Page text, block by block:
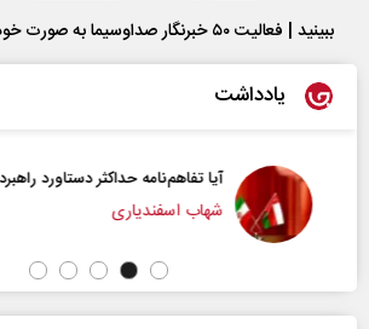
ببینید | فعالیت ۵۰ خبرنگار صداوسیما به صورت خوداتکا در ایام جنگ
یادداشت
آیا تفاهم‌نامه حداکثر دستاورد راهبردی
شهاب اسفندیاری